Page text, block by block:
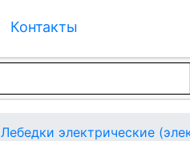
Контакты
Лебедки электрические